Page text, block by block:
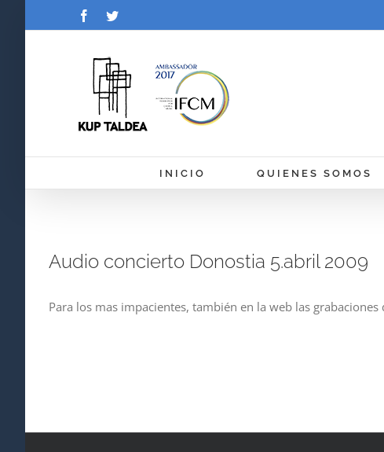
FacebookTwitter
INICIO QUIENES SOMOS
Audio concierto Donostia 5.abril 2009
Para los mas impacientes, también en la web las